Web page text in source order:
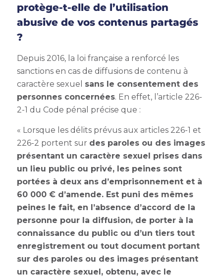
protège-t-elle de l’utilisation
abusive de vos contenus partagés
?
Depuis 2016, la loi française a renforcé les
sanctions en cas de diffusions de contenu à
caractère sexuel sans le consentement des
personnes concernées. En effet, l’article 226-
2-1 du Code pénal précise que :
« Lorsque les délits prévus aux articles 226-1 et
226-2 portent sur des paroles ou des images
présentant un caractère sexuel prises dans
un lieu public ou privé, les peines sont
portées à deux ans d’emprisonnement et à
60 000 € d’amende. Est puni des mêmes
peines le fait, en l’absence d’accord de la
personne pour la diffusion, de porter à la
connaissance du public ou d’un tiers tout
enregistrement ou tout document portant
sur des paroles ou des images présentant
un caractère sexuel, obtenu, avec le